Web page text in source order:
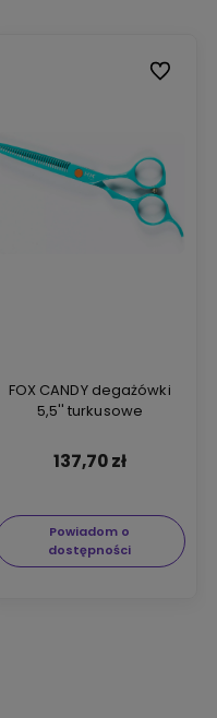
FOX CANDY degażówki
5,5'' turkusowe
137,70 zł
Powiadom o
dostępności
Do